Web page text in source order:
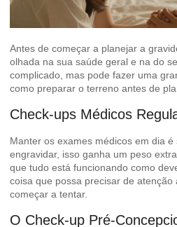
Antes de começar a planejar a
olhada na sua saúde geral e na do
complicado, mas pode fazer uma
como preparar o terreno antes de
Check-ups Médicos
Manter os exames médicos em dia
engravidar, isso ganha um peso
que tudo está funcionando como
coisa que possa precisar de atenção
começar a tentar.
O Check-up Pré-